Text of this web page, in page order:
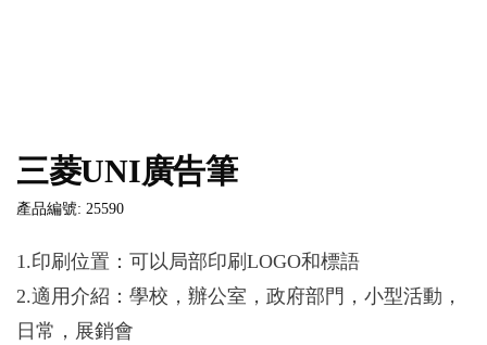
三菱UNI廣告筆
產品編號: 25590
1.印刷位置：可以局部印刷LOGO和標語
2.適用介紹：學校，辦公室，政府部門，小型活動，
日常，展銷會